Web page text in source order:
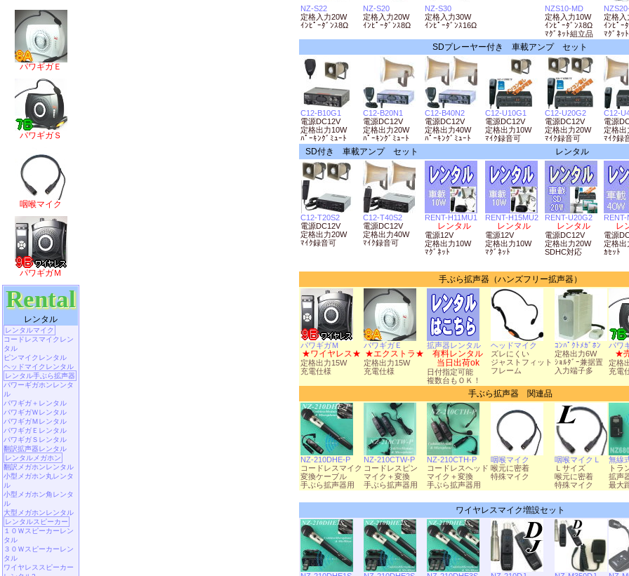
NZ-S22
定格入力20W
ｲﾝﾋﾟｰﾀﾞﾝｽ8Ω
NZ-S20
定格入力20W
ｲﾝﾋﾟｰﾀﾞﾝｽ8Ω
NZ-S30
定格入力30W
ｲﾝﾋﾟｰﾀﾞﾝｽ16Ω
NZS10-MD
定格入力10W
ｲﾝﾋﾟｰﾀﾞﾝｽ8Ω
ﾏｸﾞﾈｯﾄ組立品
定格入
ｲﾝﾋﾟｰ
ﾏｸﾞﾈｯ
SDプレーヤー付き 車載アンプ セット
C12-B10G1
電源DC12V
定格出力10W
ﾊﾟｰｷﾝｸﾞﾐｭｰﾄ
C12-B20N1
電源DC12V
定格出力20W
ﾊﾟｰｷﾝｸﾞﾐｭｰﾄ
C12-B40N2
電源DC12V
定格出力40W
ﾊﾟｰｷﾝｸﾞﾐｭｰﾄ
C12-U10G1
電源DC12V
定格出力10W
ﾏｲｸ録音可
C12-U20G2
電源DC12V
定格出力20W
ﾏｲｸ録音可
C12-
電源
定格出
ﾏｲｸ録
SD付き 車載アンプ セット レンタル
C12-T20S2
電源DC12V
定格出力20W
ﾏｲｸ録音可
C12-T40S2
電源DC12V
定格出力40W
ﾏｲｸ録音可
RENT-H11MU1
レンタル
電源12V
定格出力10W
ﾏｸﾞﾈｯﾄ
RENT-H15MU2
レンタル
電源12V
定格出力10W
ﾏｸﾞﾈｯﾄ
RENT-U20G2
レンタル
電源DC12V
定格出力20W
SDHC対応
RENT-
レ
電源
定格出
ｶｾｯﾄ
手ぶら拡声器（ハンズフリー拡声器）
パワギガＭ
★ワイヤレス★
定格出力15W
充電仕様
パワギガＥ
★エクストラ★
定格出力15W
充電仕様
拡声器レンタル
有料レンタル
当日出荷ok
日付指定可能
複数台もＯＫ！
ヘッドマイク
ズレにくい
ジャストフィット
フレーム
ｺﾝﾊﾟｸﾄﾒｶﾞﾎﾝ
定格出力6W
ｼｮﾙﾀﾞｰ兼据置
入力端子多
パワ
★
定格
充電
手ぶら拡声器 関連品
NZ-210DHE-P
コードレスマイク
変換ケーブル
手ぶら拡声器用
NZ-210CTW-P
コードレスピン
マイク＋変換
手ぶら拡声器用
NZ-210CTH-P
コードレスヘッド
マイク＋変換
手ぶら拡声器用
咽喉マイク
喉元に密着
特殊マイク
咽喉マイクＬ
Ｌサイズ
喉元に密着
特殊マイク
無線
トラ
拡声
最大
ワイヤレスマイク増設セット
パワギガＥ
パワギガＳ
咽喉マイク
パワギガＭ
Rental
レンタル
レンタルマイク
コードレスマイクレン
タル
ピンマイクレンタル
ヘッドマイクレンタル
レンタル手ぶら拡声器
パワーギガホンレンタ
ル
パワギガ＋レンタル
パワギガＷレンタル
パワギガＭレンタル
パワギガＥレンタル
パワギガＳレンタル
翻訳拡声器レンタル
レンタルメガホン
翻訳メガホンレンタル
小型メガホン丸レンタ
ル
小型メガホン角レンタ
ル
大型メガホンレンタル
レンタルスピーカー
１０Ｗスピーカーレン
タル
３０Ｗスピーカーレン
タル
ワイヤレススピーカー